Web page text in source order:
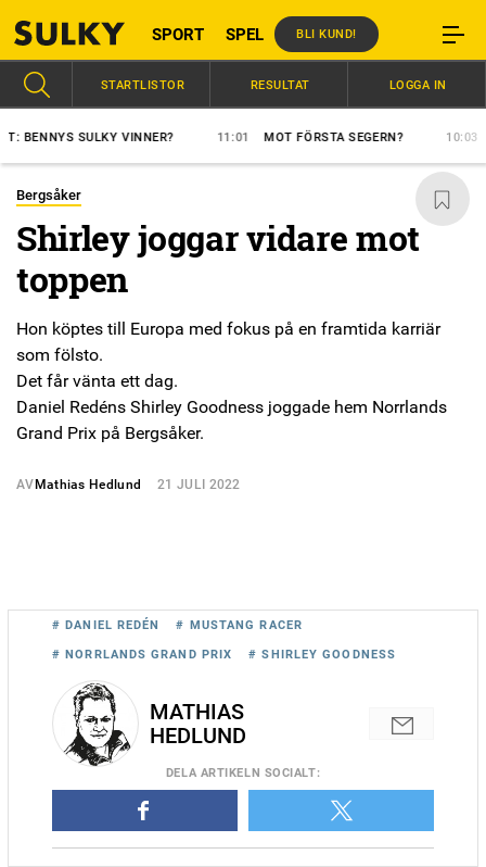
SPORT SPEL BLI KUND!
SULKY VINNER? 11:01 MOT FÖRSTA SEGERN? 10:03 EN
STARTLISTOR RESULTAT LOGGA IN
Bergsåker
Shirley joggar vidare mot
toppen
Hon köptes till Europa med fokus på en framtida karriär
som fölsto.
Det får vänta ett dag.
Daniel Redéns Shirley Goodness joggade hem Norrlands
Grand Prix på Bergsåker.
AV Mathias Hedlund 21 JULI 2022
# DANIEL REDÉN # MUSTANG RACER
# NORRLANDS GRAND PRIX # SHIRLEY GOODNESS
MATHIAS
HEDLUND
DELA ARTIKELN SOCIALT: